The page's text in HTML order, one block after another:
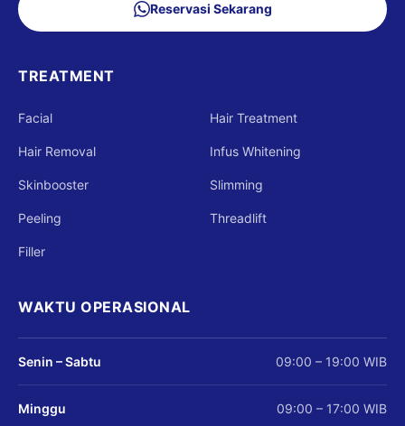
Reservasi Sekarang
TREATMENT
Facial Hair Treatment
Hair Removal Infus Whitening
Skinbooster Slimming
Peeling Threadlift
Filler
WAKTU OPERASIONAL
Senin – Sabtu 09:00 – 19:00 WIB
Minggu 09:00 – 17:00 WIB